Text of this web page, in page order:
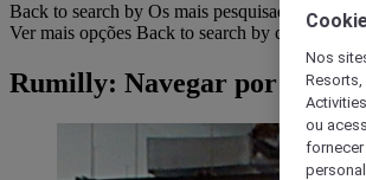
Back to search by Os mais pesquisados
Ver mais opções Back to search by categories
Rumilly: Navegar por hotéis
Nos
Resorts,
ou